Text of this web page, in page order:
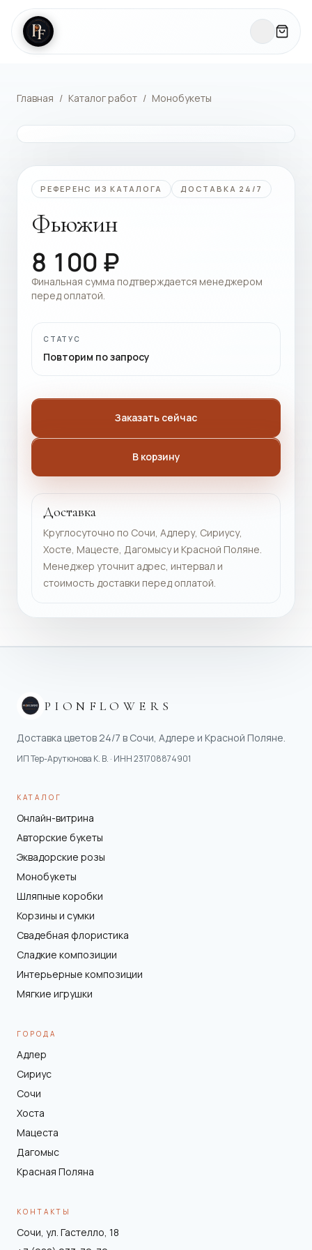
Главная / Каталог работ / Монобукеты
РЕФЕРЕНС ИЗ КАТАЛОГА ДОСТАВКА 24/7
Фьюжин
8 100 ₽
Финальная сумма подтверждается менеджером
перед оплатой.
СТАТУС
Повторим по запросу
Заказать сейчас
В корзину
Доставка
Круглосуточно по Сочи, Адлеру, Сириусу,
Хосте, Мацесте, Дагомысу и Красной Поляне.
Менеджер уточнит адрес, интервал и
стоимость доставки перед оплатой.
PIONFLOWERS
Доставка цветов 24/7 в Сочи, Адлере и Красной Поляне.
ИП Тер-Арутюнова К. В. · ИНН231708874901
КАТАЛОГ
Онлайн-витрина
Авторские букеты
Эквадорские розы
Монобукеты
Шляпные коробки
Корзины и сумки
Свадебная флористика
Сладкие композиции
Интерьерные композиции
Мягкие игрушки
ГОРОДА
Адлер
Сириус
Сочи
Хоста
Мацеста
Дагомыс
Красная Поляна
КОНТАКТЫ
Сочи, ул. Гастелло, 18